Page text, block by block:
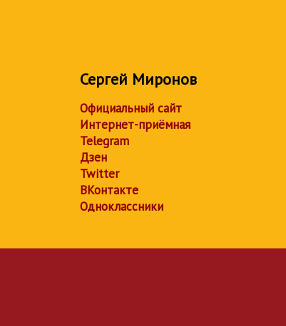
Сергей Миронов
Официальный сайт
Интернет-приёмная
Telegram
Дзен
Twitter
ВКонтакте
Одноклассники